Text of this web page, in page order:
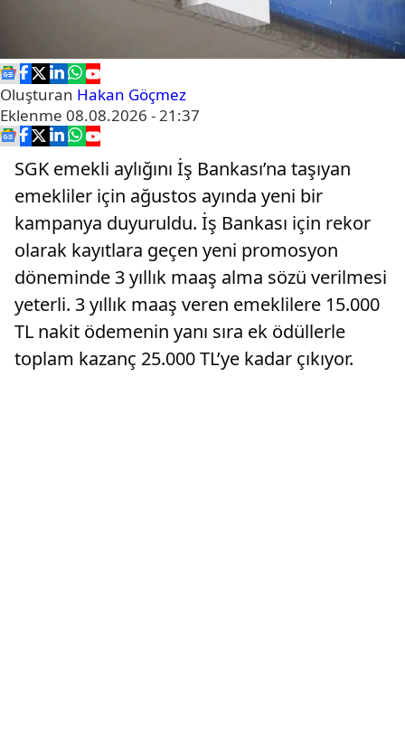
Oluşturan Hakan Göçmez
Eklenme 08.08.2026 - 21:37
SGK emekli aylığını İş Bankası’na taşıyan
emekliler için ağustos ayında yeni bir
kampanya duyuruldu. İş Bankası için rekor
olarak kayıtlara geçen yeni promosyon
döneminde 3 yıllık maaş alma sözü verilmesi
yeterli. 3 yıllık maaş veren emeklilere 15.000
TL nakit ödemenin yanı sıra ek ödüllerle
toplam kazanç 25.000 TL’ye kadar çıkıyor.